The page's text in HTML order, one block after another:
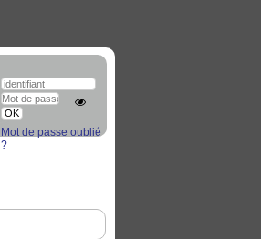
Mot de passe oublié
?